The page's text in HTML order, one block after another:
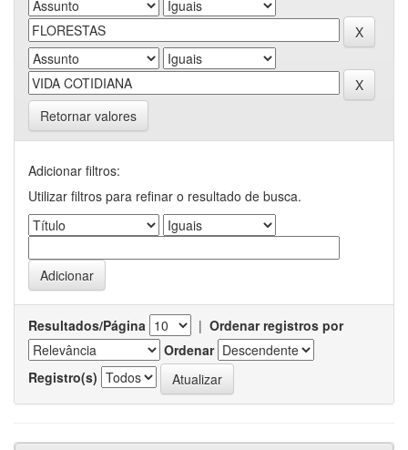
Retornar valores
Adicionar filtros:
Utilizar filtros para refinar o resultado de busca.
Resultados/Página | Ordenar registros por
Ordenar
Registro(s)